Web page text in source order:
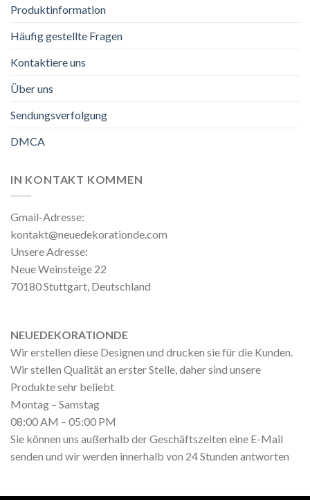
Produktinformation
Häufig gestellte Fragen
Kontaktiere uns
Über uns
Sendungsverfolgung
DMCA
IN KONTAKT KOMMEN
Gmail-Adresse:
kontakt@neuedekorationde.com
Unsere Adresse:
Neue Weinsteige 22
70180 Stuttgart, Deutschland
NEUEDEKORATIONDE
Wir erstellen diese Designen und drucken sie für die Kunden.
Wir stellen Qualität an erster Stelle, daher sind unsere
Produkte sehr beliebt
Montag – Samstag
08:00 AM – 05:00 PM
Sie können uns außerhalb der Geschäftszeiten eine E-Mail
senden und wir werden innerhalb von 24 Stunden antworten